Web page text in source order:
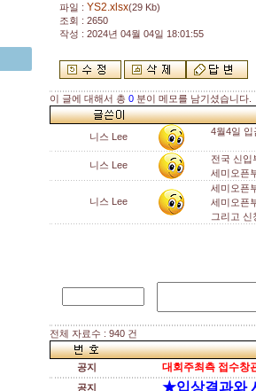
파일 : YS2.xlsx(29 Kb)
조회 : 2650
작성 : 2024년 04월 04일 18:01:55
이 글에 대해서 총 0 분이 메모를 남기셨습니다.
니스 Lee 4월4일 입
니스 Lee
전국 신입
세미오픈
니스 Lee
세미오픈
세미오픈
그리고 신
전체 자료수 : 940 건
공지 대회주최측 접수창
공지 ★입상결과와